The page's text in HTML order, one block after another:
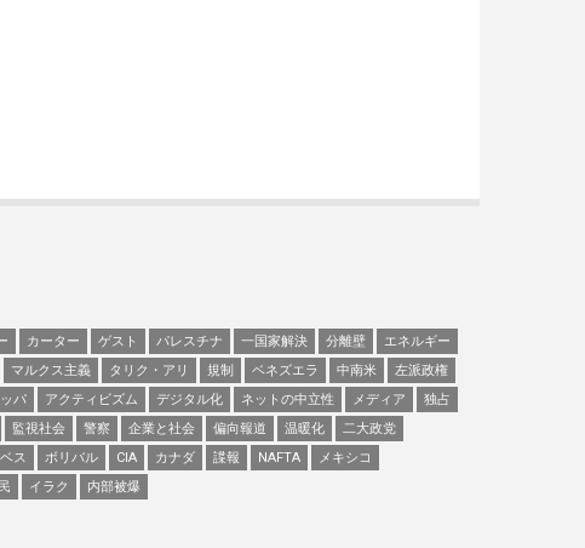
カーター ゲスト パレスチナ 一国家解決 分離壁
エネルギー
マルクス主義 タリク・アリ 規制 ベネズエラ 中南米
左派政権
パ アクティビズム デジタル化 ネットの中立性 メディア
独占
監視社会 警察 企業と社会 偏向報道 温暖化
二大政党
ス ボリバル CIA カナダ 諜報 NAFTA
メキシコ
イラク 内部被爆